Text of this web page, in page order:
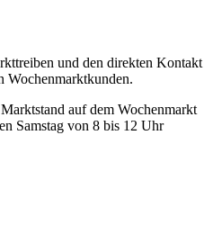
und den direkten Kontakt
Wochenmarktkunden.
auf dem Wochenmarkt
Samstag von 8 bis 12 Uhr